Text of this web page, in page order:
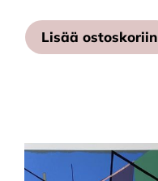
Lisää ostoskoriin